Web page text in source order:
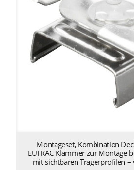
Montageset, Kombination
EUTRAC Klammer zur Montage
mit sichtbaren Trägerprofilen